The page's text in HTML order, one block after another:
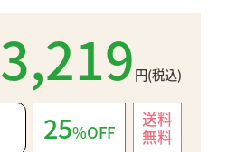
3,219円(税込)
25%OFF
送料
無料